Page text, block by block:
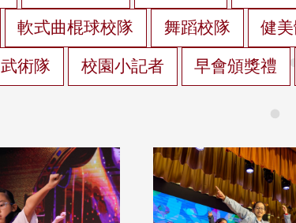
軟式曲棍球校隊 舞蹈校隊 健
武術隊 校園小記者 早會頒獎禮